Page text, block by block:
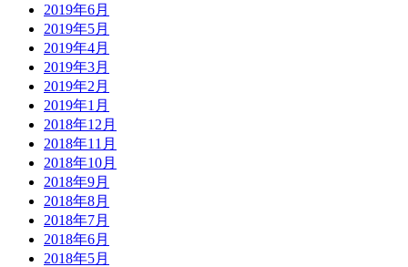
2019年6月
2019年5月
2019年4月
2019年3月
2019年2月
2019年1月
2018年12月
2018年11月
2018年10月
2018年9月
2018年8月
2018年7月
2018年6月
2018年5月